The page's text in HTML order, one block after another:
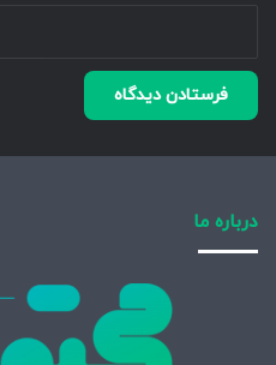
درباره ما